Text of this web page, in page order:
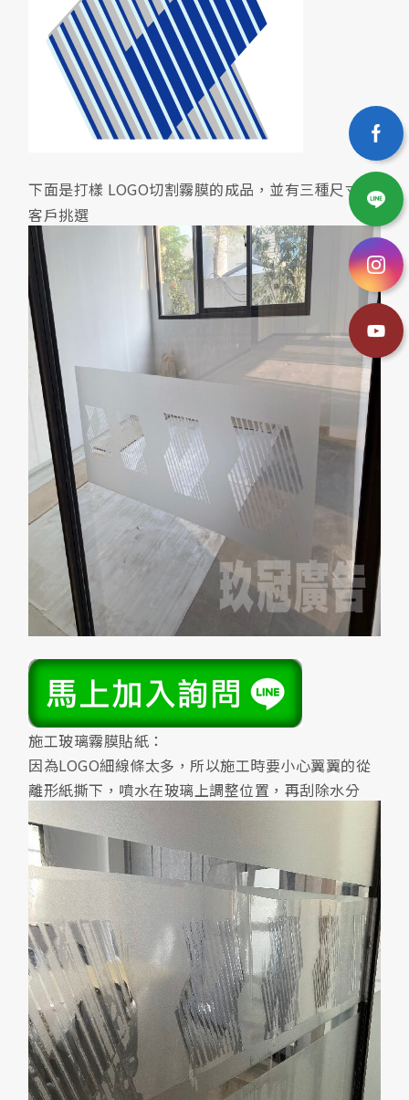
下面是打樣 LOGO切割霧膜的成品，並有三種尺寸給
客戶挑選
施工玻璃霧膜貼紙：
因為LOGO細線條太多，所以施工時要小心翼翼的從
離形紙撕下，噴水在玻璃上調整位置，再刮除水分